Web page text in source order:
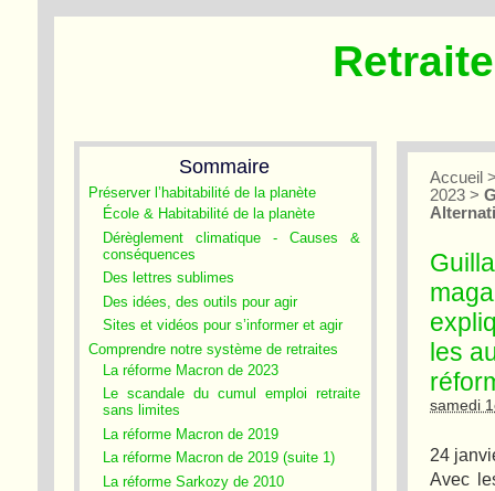
Sommaire
Préserver l’habitabilité de la planète
École & Habitabilité de la planète
Dérèglement climatique - Causes &
conséquences
Des lettres sublimes
Des idées, des outils pour agir
Sites et vidéos pour s’informer et agir
Comprendre notre système de retraites
La réforme Macron de 2023
Le scandale du cumul emploi retraite
sans limites
La réforme Macron de 2019
La réforme Macron de 2019 (suite 1)
La réforme Sarkozy de 2010
Accueil
2023 >
les
samedi
24
Avec